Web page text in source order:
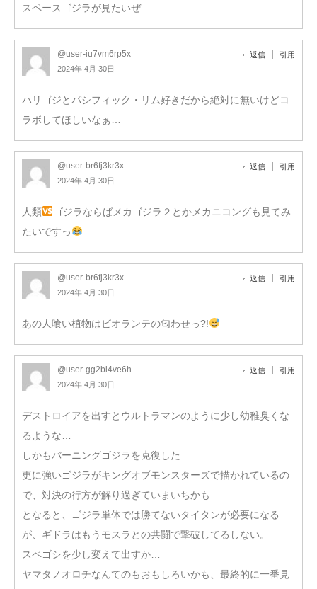
スペースゴジラが見たいぜ
@user-iu7vm6rp5x
2024年 4月 30日
返信 引用
ハリゴジとパシフィック・リム好きだから絶対に無いけどコ
ラボしてほしいなぁ…
@user-br6fj3kr3x
2024年 4月 30日
返信 引用
人類
ゴジラならばメカゴジラ２とかメカニコングも見てみ
たいですっ
@user-br6fj3kr3x
2024年 4月 30日
返信 引用
あの人喰い植物はビオランテの匂わせっ?!
@user-gg2bl4ve6h
2024年 4月 30日
返信 引用
デストロイアを出すとウルトラマンのように少し幼稚臭くな
るような…
しかもバーニングゴジラを克復した
更に強いゴジラがキングオブモンスターズで描かれているの
で、対決の行方が解り過ぎていまいちかも…
となると、ゴジラ単体では勝てないタイタンが必要になる
が、ギドラはもうモスラとの共闘で撃破してるしない。
スペゴシを少し変えて出すか…
ヤマタノオロチなんてのもおもしろいかも、最終的に一番見